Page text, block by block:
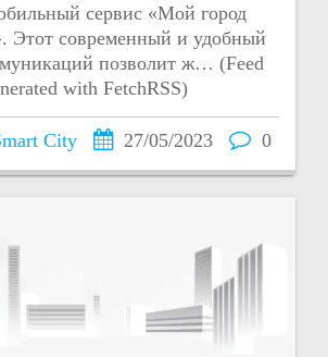
сервис «Мой город
Этот современный и удобный
позволит ж… (Feed
with FetchRSS)
City 27/05/2023 0